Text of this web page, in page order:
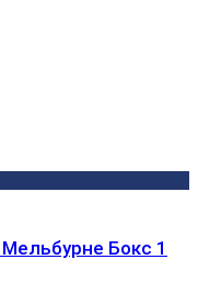
Бокс 1